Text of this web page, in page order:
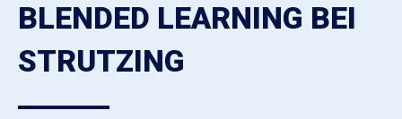
BLENDED LEARNING BEI
STRUTZING